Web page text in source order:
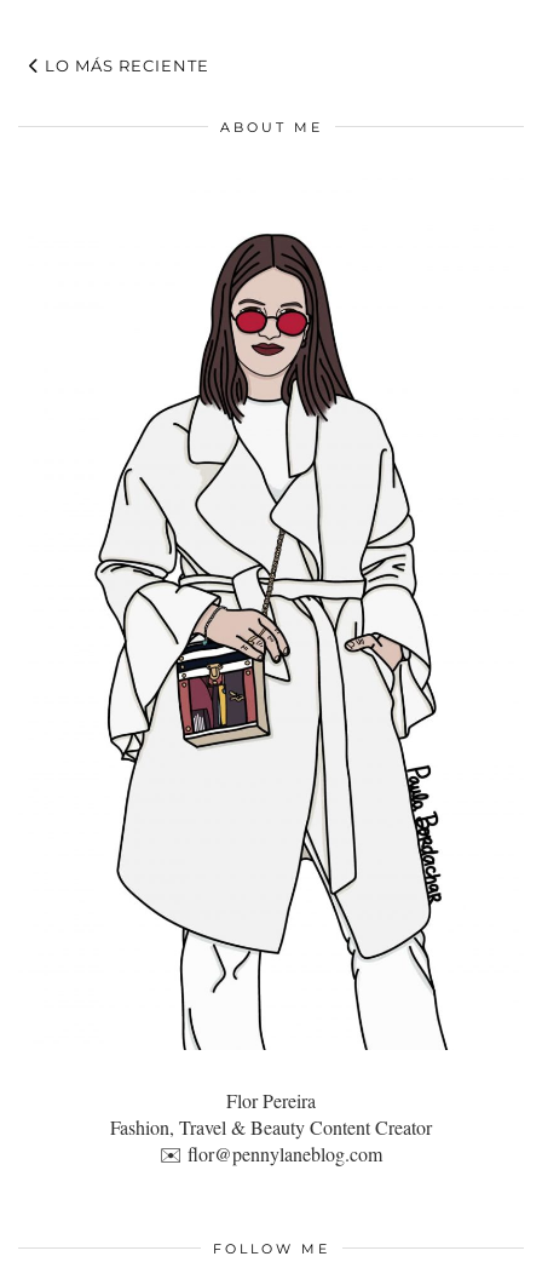
LO MÁS RECIENTE
ABOUT ME
Flor Pereira
Fashion, Travel & Beauty Content Creator
✉️ flor@pennylaneblog.com
FOLLOW ME